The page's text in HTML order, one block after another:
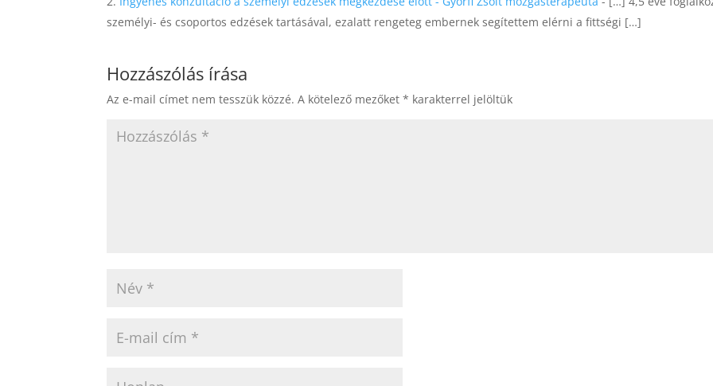
személyi- és csoportos edzések tartásával, ezalatt rengeteg embernek segítettem elérni a fittségi […]
Hozzászólás írása
Az e-mail címet nem tesszük közzé. A kötelező mezőket* karakterrel jelöltük